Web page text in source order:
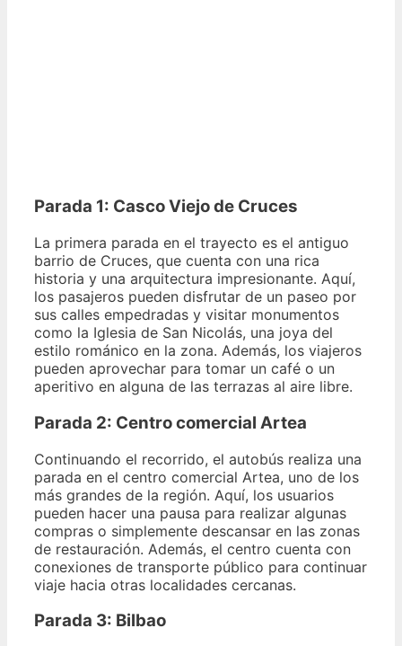
Parada 1: Casco Viejo de Cruces
La primera parada en el trayecto es el antiguo
barrio de Cruces, que cuenta con una rica
historia y una arquitectura impresionante. Aquí,
los pasajeros pueden disfrutar de un paseo por
sus calles empedradas y visitar monumentos
como la Iglesia de San Nicolás, una joya del
estilo románico en la zona. Además, los viajeros
pueden aprovechar para tomar un café o un
aperitivo en alguna de las terrazas al aire libre.
Parada 2: Centro comercial Artea
Continuando el recorrido, el autobús realiza una
parada en el centro comercial Artea, uno de los
más grandes de la región. Aquí, los usuarios
pueden hacer una pausa para realizar algunas
compras o simplemente descansar en las zonas
de restauración. Además, el centro cuenta con
conexiones de transporte público para continuar
viaje hacia otras localidades cercanas.
Parada 3: Bilbao